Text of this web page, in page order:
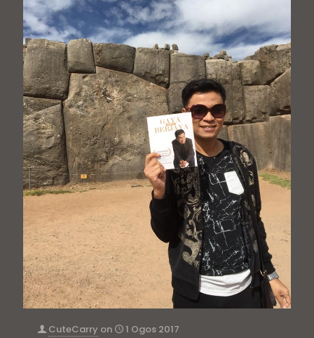
CuteCarry on 1 Ogos 2017